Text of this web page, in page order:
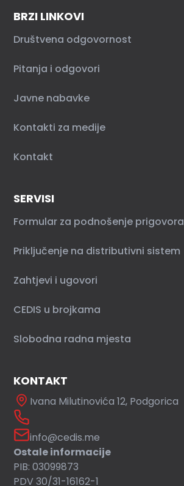
BRZI LINKOVI
Društvena odgovornost
Pitanja i odgovori
Javne nabavke
Kontakti za medije
Kontakt
SERVISI
Formular za podnošenje prigovora
Priključenje na distributivni sistem
Zahtjevi i ugovori
CEDIS u brojkama
Slobodna radna mjesta
KONTAKT
Ivana Milutinovića 12, Podgorica
info@cedis.me
Ostale informacije
PIB: 03099873
PDV 30/31-16162-1